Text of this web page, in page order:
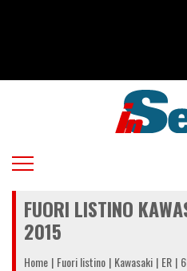
FUORI LISTINO
2015
Home Fuori listino Kawasaki ER